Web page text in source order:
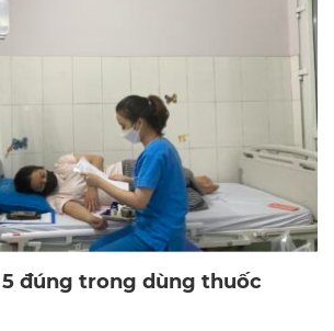
5 đúng trong dùng thuốc